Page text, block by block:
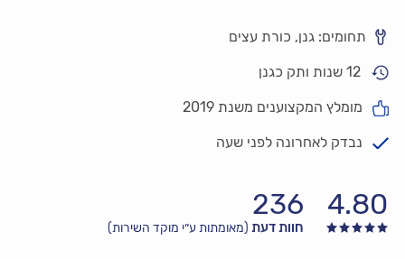
תחומים: גנן, כורת עצים
12 שנות ותק כגנן
מומלץ המקצוענים משנת 2019
נבדק לאחרונה לפני שעה
4.80
236
חוות דעת (מאומתות ע״י מוקד השירות)